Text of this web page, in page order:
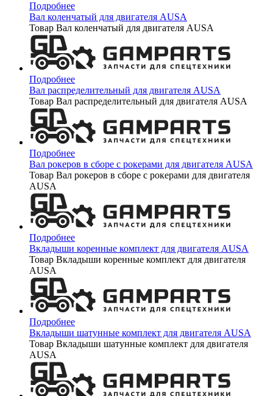
Подробнее
Вал коленчатый для двигателя AUSA
Товар Вал коленчатый для двигателя AUSA
Подробнее
Вал распределительный для двигателя AUSA
Товар Вал распределительный для двигателя AUSA
Подробнее
Вал рокеров в сборе с рокерами для двигателя AUSA
Товар Вал рокеров в сборе с рокерами для двигателя
AUSA
Подробнее
Вкладыши коренные комплект для двигателя AUSA
Товар Вкладыши коренные комплект для двигателя
AUSA
Подробнее
Вкладыши шатунные комплект для двигателя AUSA
Товар Вкладыши шатунные комплект для двигателя
AUSA